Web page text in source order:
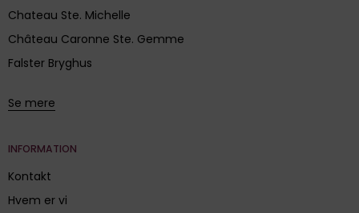
Chateau Ste. Michelle
Château Caronne Ste. Gemme
Falster Bryghus
Se mere
INFORMATION
Kontakt
Hvem er vi